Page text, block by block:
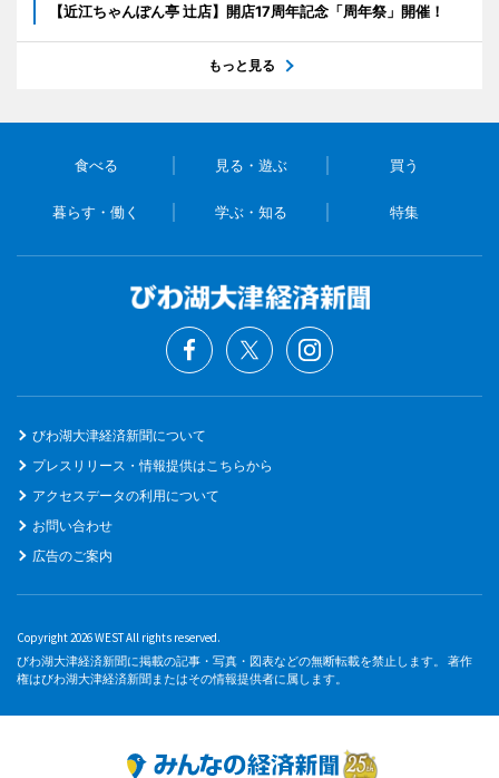
【近江ちゃんぽん亭 辻店】開店17周年記念「周年祭」開催！
もっと見る
食べる 見る・遊ぶ 買う
暮らす・働く 学ぶ・知る 特集
びわ湖大津経済新聞について
プレスリリース・情報提供はこちらから
アクセスデータの利用について
お問い合わせ
広告のご案内
Copyright 2026 WEST All rights reserved.
びわ湖大津経済新聞に掲載の記事・写真・図表などの無断転載を禁止します。 著作
権はびわ湖大津経済新聞またはその情報提供者に属します。